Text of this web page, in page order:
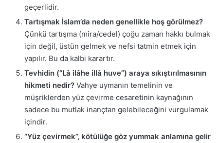
geçerlidir.
Tartışmak İslam’da neden genellikle hoş görülmez?
Çünkü tartışma (mira/cedel) çoğu zaman hakkı bulmak
için değil, üstün gelmek ve nefsi tatmin etmek için
yapılır. Bu da kalbi karartır.
Tevhidin (“Lâ ilâhe illâ huve”) araya sıkıştırılmasının
hikmeti nedir? Vahye uymanın temelinin ve
müşriklerden yüz çevirme cesaretinin kaynağının
sadece bu mutlak inançtan gelebileceğini vurgulamak
içindir.
“Yüz çevirmek”, kötülüğe göz yummak anlamına gelir